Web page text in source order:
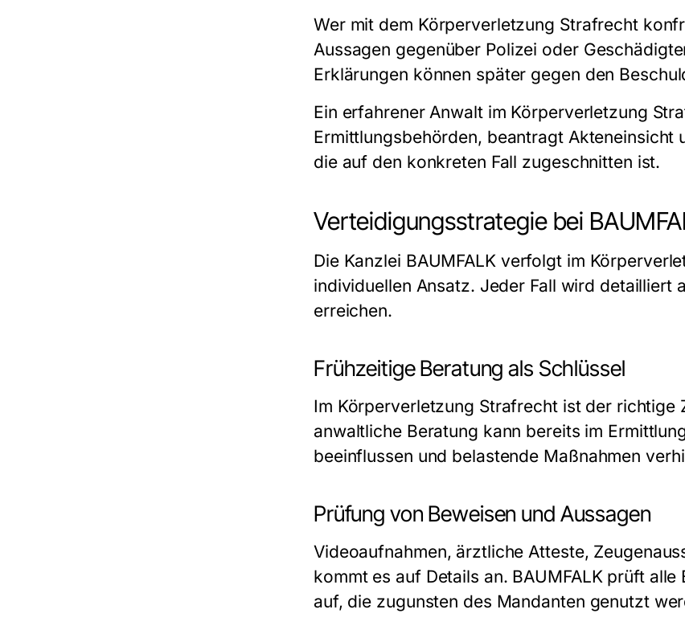
Wer mit dem Körperverletzung Strafrecht
Aussagen gegenüber Polizei oder
Erklärungen können später gegen den
Ein erfahrener Anwalt im Körperverletzung
Ermittlungsbehörden, beantragt
die auf den konkreten Fall zugeschnitten ist.
Verteidigungsstrategie bei
Die Kanzlei BAUMFALK verfolgt im
individuellen Ansatz. Jeder Fall wird detailliert
erreichen.
Frühzeitige Beratung als Schlüssel
Im Körperverletzung Strafrecht ist der
anwaltliche Beratung kann bereits im
beeinflussen und belastende Maßnahmen
Prüfung von Beweisen und Aussagen
Videoaufnahmen, ärztliche Atteste,
kommt es auf Details an. BAUMFALK prüft
auf, die zugunsten des Mandanten genutzt